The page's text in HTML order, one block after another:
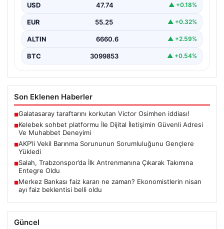
Sanal çağında insanların kaliteli bir biçimde iletişim
Halen pek…
USD 47.74 ▲ +0.18%
EUR 55.25 ▲ +0.32%
ALTIN 6660.6 ▲ +2.59%
BTC 3099853 ▲ +0.54%
Son Eklenen Haberler
■Galatasaray taraftarını korkutan Victor Osimhen iddiası!
■Kelebek sohbet platformu İle Dijital İletişimin Güvenli Adresi
Ve Muhabbet Deneyimi
■AKP’li Vekil Barınma Sorununun Sorumluluğunu Gençlere
Yükledi
■Salah, Trabzonspor’da İlk Antrenmanına Çıkarak Takımına
Entegre Oldu
■Merkez Bankası faiz kararı ne zaman? Ekonomistlerin nisan
ayı faiz beklentisi belli oldu
Güncel